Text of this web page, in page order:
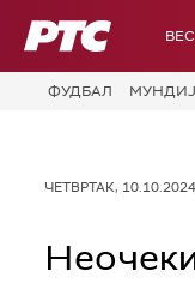
РТС
ФУДБАЛ
ЧЕТВРТАК,